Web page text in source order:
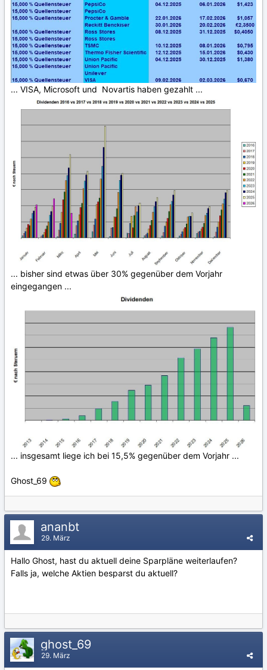
... VISA, Microsoft und Novartis haben gezahlt ...
... bisher sind etwas über 30% gegenüber dem Vorjahr
eingegangen ...
... insgesamt liege ich bei 15,5% gegenüber dem Vorjahr ...
Ghost_69
ananbt
29. März
Hallo Ghost, hast du aktuell deine Sparpläne weiterlaufen?
Falls ja, welche Aktien besparst du aktuell?
ghost_69
29. März